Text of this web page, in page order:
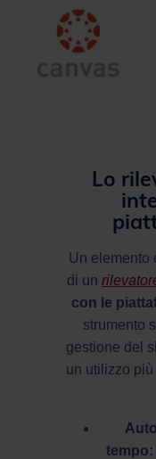
Lo
Un elemento
di un
con le
strumento
gestione del
un utilizzo
tempo: